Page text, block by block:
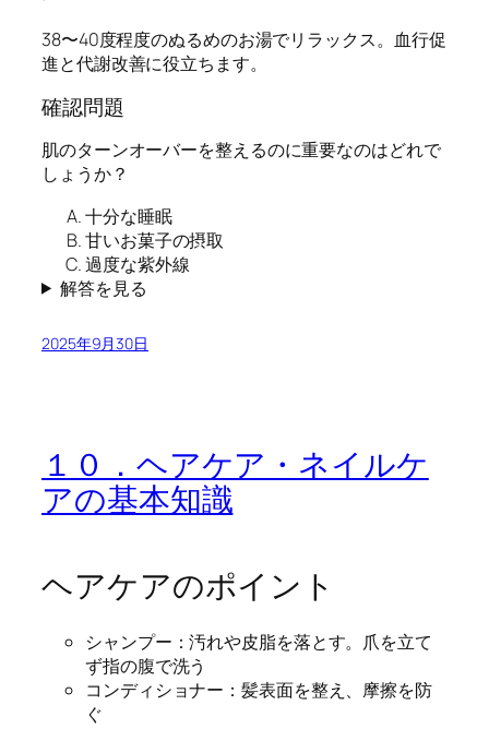
38〜40度程度のぬるめのお湯でリラックス。血行促
進と代謝改善に役立ちます。
確認問題
肌のターンオーバーを整えるのに重要なのはどれで
しょうか？
十分な睡眠
甘いお菓子の摂取
過度な紫外線
解答を見る
2025年9月30日
１０．ヘアケア・ネイルケ
アの基本知識
ヘアケアのポイント
シャンプー：汚れや皮脂を落とす。爪を立て
ず指の腹で洗う
コンディショナー：髪表面を整え、摩擦を防
ぐ